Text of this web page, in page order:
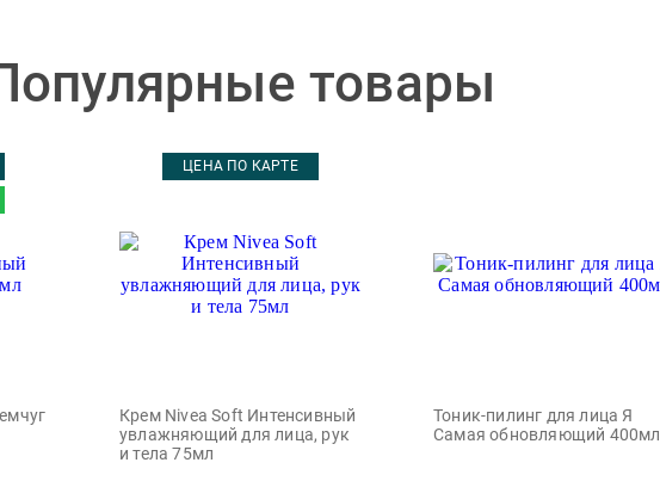
товары
ЦЕНА ПО КАРТЕ
Крем Nivea Soft Интенсивный
увлажняющий для лица, рук
и тела 75мл
Тоник-пилинг для лица Я
Самая обновляющий 400мл